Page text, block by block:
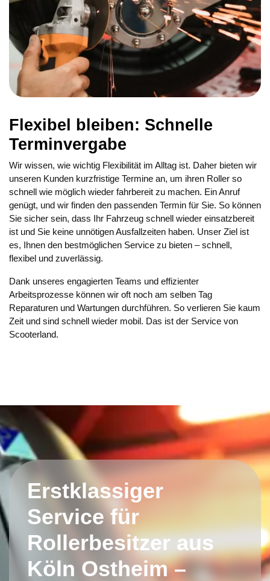
Flexibel bleiben: Schnelle
Terminvergabe
Wir wissen, wie wichtig Flexibilität im Alltag ist. Daher bieten wir
unseren Kunden kurzfristige Termine an, um ihren Roller so
schnell wie möglich wieder fahrbereit zu machen. Ein Anruf
genügt, und wir finden den passenden Termin für Sie. So können
Sie sicher sein, dass Ihr Fahrzeug schnell wieder einsatzbereit
ist und Sie keine unnötigen Ausfallzeiten haben. Unser Ziel ist
es, Ihnen den bestmöglichen Service zu bieten – schnell,
flexibel und zuverlässig.
Dank unseres engagierten Teams und effizienter
Arbeitsprozesse können wir oft noch am selben Tag
Reparaturen und Wartungen durchführen. So verlieren Sie kaum
Zeit und sind schnell wieder mobil. Das ist der Service von
Scooterland.
Erstklassiger
Service für
Rollerbesitzer aus
Köln Ostheim –